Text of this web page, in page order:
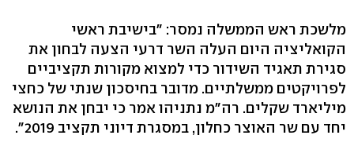
מלשכת ראש הממשלה נמסר: "בישיבת ראשי
הקואליציה היום העלה השר דרעי הצעה לבחון את
סגירת תאגיד השידור כדי למצוא מקורות תקציביים
לפרויקטים ממשלתיים. מדובר בחיסכון שנתי של כחצי
מיליארד שקלים. רה"מ נתניהו אמר כי יבחן את הנושא
יחד עם שר האוצר כחלון, במסגרת דיוני תקציב 2019".